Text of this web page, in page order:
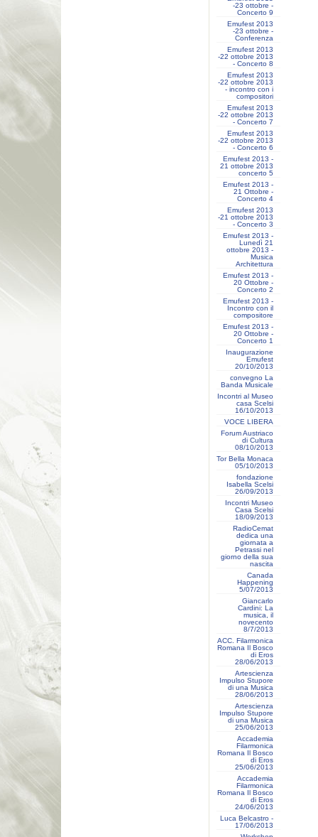
-23 ottobre -
Concerto 9
Emufest 2013
-23 ottobre -
Conferenza
Emufest 2013
-22 ottobre 2013
- Concerto 8
Emufest 2013
-22 ottobre 2013
- incontro con i
compositori
Emufest 2013
-22 ottobre 2013
- Concerto 7
Emufest 2013
-22 ottobre 2013
- Concerto 6
Emufest 2013 -
21 ottobre 2013
concerto 5
Emufest 2013 -
21 Ottobre -
Concerto 4
Emufest 2013
-21 ottobre 2013
- Concerto 3
Emufest 2013 -
Lunedì 21
ottobre 2013 -
Musica
Architettura
Emufest 2013 -
20 Ottobre -
Concerto 2
Emufest 2013 -
Incontro con il
compositore
Emufest 2013 -
20 Ottobre -
Concerto 1
Inaugurazione
Emufest
20/10/2013
convegno La
Banda Musicale
Incontri al Museo
casa Scelsi
16/10/2013
VOCE LIBERA
Forum Austriaco
di Cultura
08/10/2013
Tor Bella Monaca
05/10/2013
fondazione
Isabella Scelsi
26/09/2013
Incontri Museo
Casa Scelsi
18/09/2013
RadioCemat
dedica una
giornata a
Petrassi nel
giorno della sua
nascita
Canada
Happening
5/07/2013
Giancarlo
Cardini: La
musica, il
novecento
8/7/2013
ACC. Filarmonica
Romana Il Bosco
di Eros
28/06/2013
Artescienza
Impulso Stupore
di una Musica
28/06/2013
Artescienza
Impulso Stupore
di una Musica
25/06/2013
Accademia
Filarmonica
Romana Il Bosco
di Eros
25/06/2013
Accademia
Filarmonica
Romana Il Bosco
di Eros
24/06/2013
Luca Belcastro -
17/06/2013